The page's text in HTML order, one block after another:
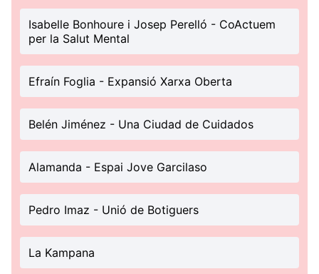
Isabelle Bonhoure i Josep Perelló - CoActuem
per la Salut Mental
Efraín Foglia - Expansió Xarxa Oberta
Belén Jiménez - Una Ciudad de Cuidados
Alamanda - Espai Jove Garcilaso
Pedro Imaz - Unió de Botiguers
La Kampana